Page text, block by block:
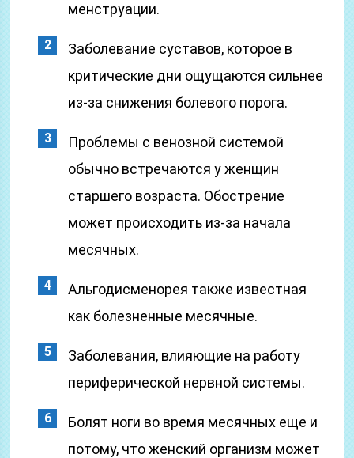
менструации.
Заболевание суставов, которое в
критические дни ощущаются сильнее
из-за снижения болевого порога.
Проблемы с венозной системой
обычно встречаются у женщин
старшего возраста. Обострение
может происходить из-за начала
месячных.
Альгодисменорея также известная
как болезненные месячные.
Заболевания, влияющие на работу
периферической нервной системы.
Болят ноги во время месячных еще и
потому, что женский организм может